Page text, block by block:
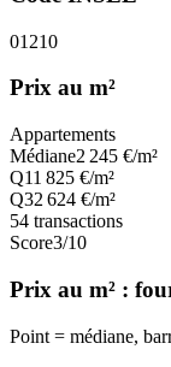
01210
Prix au m²
Appartements
Médiane2 245 €/m²
Q11 825 €/m²
Q32 624 €/m²
54 transactions
Score3/10
Prix au m² :
Point = médiane,